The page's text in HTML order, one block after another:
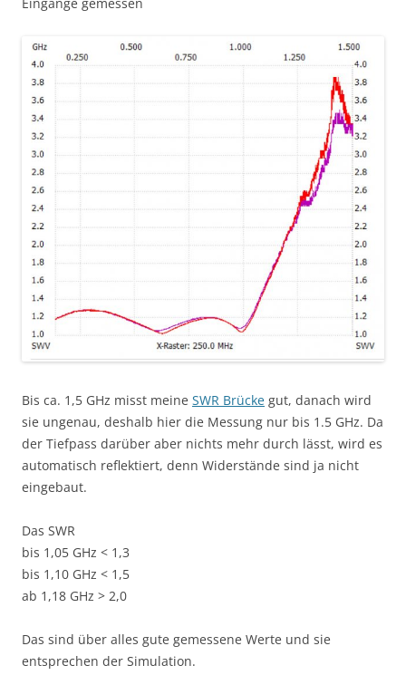
Bis ca. 1,5 GHz misst meine SWR Brücke gut, danach wird
sie ungenau, deshalb hier die Messung nur bis 1.5 GHz. Da
der Tiefpass darüber aber nichts mehr durch lässt, wird es
automatisch reflektiert, denn Widerstände sind ja nicht
eingebaut.
Das SWR
bis 1,05 GHz < 1,3
bis 1,10 GHz < 1,5
ab 1,18 GHz > 2,0
Das sind über alles gute gemessene Werte und sie
entsprechen der Simulation.